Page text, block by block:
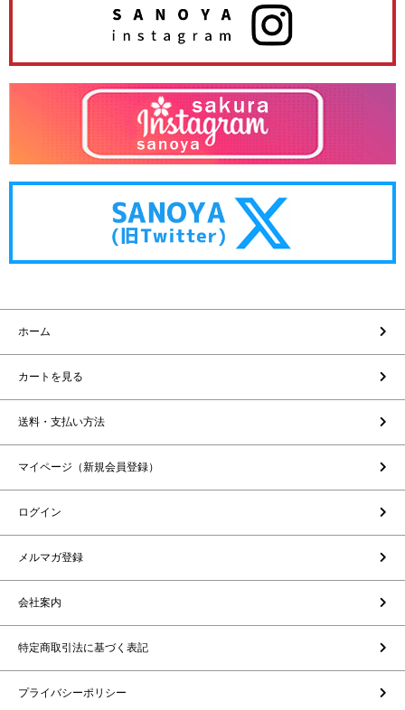
ホーム
カートを見る
送料・支払い方法
マイページ（新規会員登録）
ログイン
メルマガ登録
会社案内
特定商取引法に基づく表記
プライバシーポリシー